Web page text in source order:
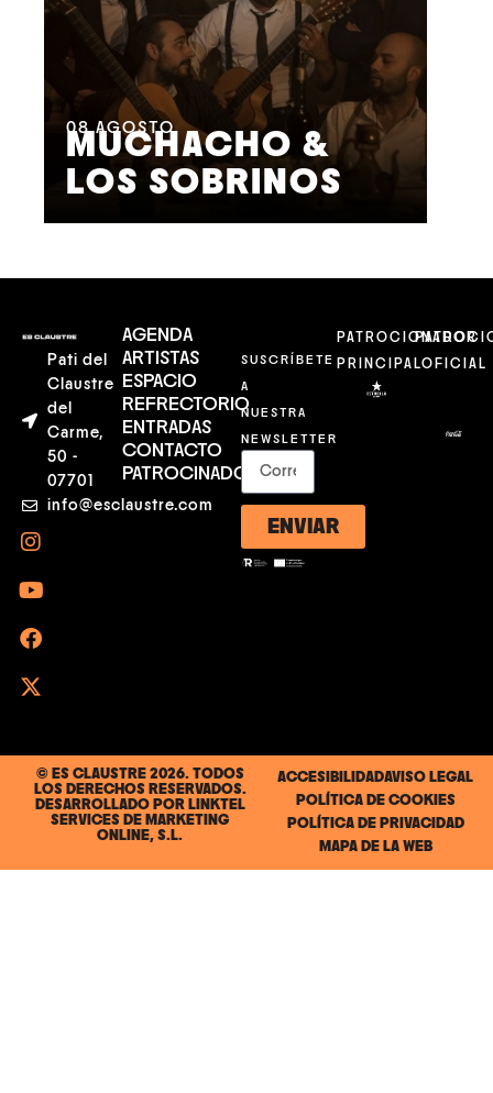
08 AGOSTO
MUCHACHO &
LOS SOBRINOS
Pati del
Claustre
del
Carme,
50 -
07701
info@esclaustre.com
AGENDA
ARTISTAS
ESPACIO
REFRECTORIO
ENTRADAS
CONTACTO
PATROCINADORES
SUSCRÍBETE
A
NUESTRA
NEWSLETTER
ENVIAR
PATROCIONADOR
PRINCIPALOFICIAL
© ES CLAUSTRE 2026. TODOS
LOS DERECHOS RESERVADOS.
DESARROLLADO POR LINKTEL
SERVICES DE MARKETING
ONLINE, S.L.
ACCESIBILIDADAVISO LEGAL
POLÍTICA DE COOKIES
POLÍTICA DE PRIVACIDAD
MAPA DE LA WEB